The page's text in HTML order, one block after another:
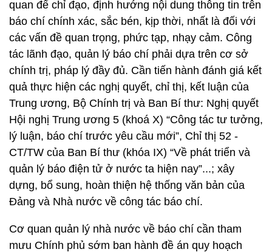
quan để chỉ đạo, định hướng nội dung thông tin trên
báo chí chính xác, sắc bén, kịp thời, nhất là đối với
các vấn đề quan trọng, phức tạp, nhạy cảm. Công
tác lãnh đạo, quản lý báo chí phải dựa trên cơ sở
chính trị, pháp lý đầy đủ. Cần tiến hành đánh giá kết
quả thực hiện các nghị quyết, chỉ thị, kết luận của
Trung ương, Bộ Chính trị và Ban Bí thư: Nghị quyết
Hội nghị Trung ương 5 (khoá X) “Công tác tư tưởng,
lý luận, báo chí trước yêu cầu mới”, Chỉ thị 52 -
CT/TW của Ban Bí thư (khóa IX) “Về phát triển và
quản lý báo điện tử ở nước ta hiện nay”...; xây
dựng, bổ sung, hoàn thiện hệ thống văn bản của
Đảng và Nhà nước về công tác báo chí.
Cơ quan quản lý nhà nước về báo chí cần tham
mưu Chính phủ sớm ban hành đề án quy hoạch